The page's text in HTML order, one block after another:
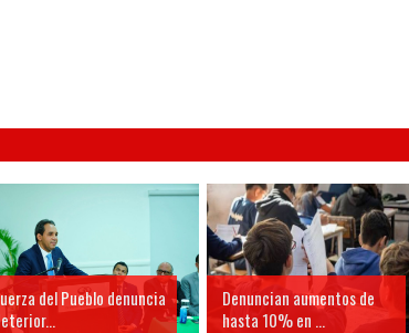
del Pueblo denuncia
Denuncian aumentos de
hasta 10% en ...